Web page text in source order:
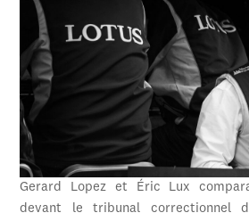
Gerard Lopez et Éric Lux
devant le tribunal correctionnel